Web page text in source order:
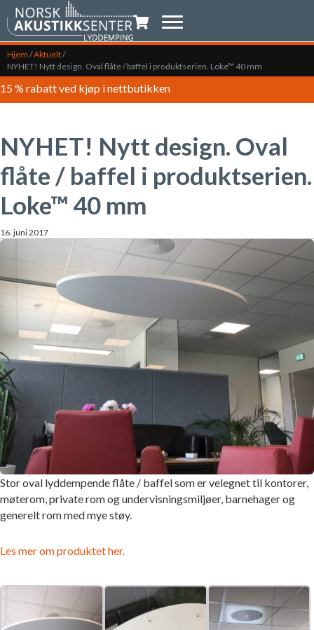
Handlevogn
Hjem /Aktuelt/
NYHET! Nytt design. Oval flåte / baffel i produktserien. Loke™ 40 mm
15 % rabatt ved kjøp i nettbutikken
NYHET! Nytt design. Oval
flåte / baffel i produktserien.
Loke™ 40 mm
16. juni 2017
Stor oval lyddempende flåte / baffel som er velegnet til kontorer,
møterom, private rom og undervisningsmiljøer, barnehager og
generelt rom med mye støy.
Les mer om produktet her.